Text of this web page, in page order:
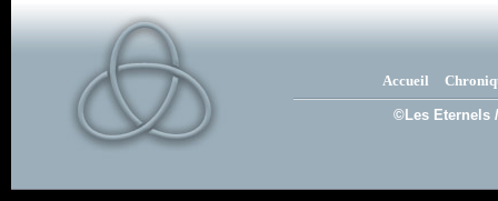
Accueil
©Les Eternels